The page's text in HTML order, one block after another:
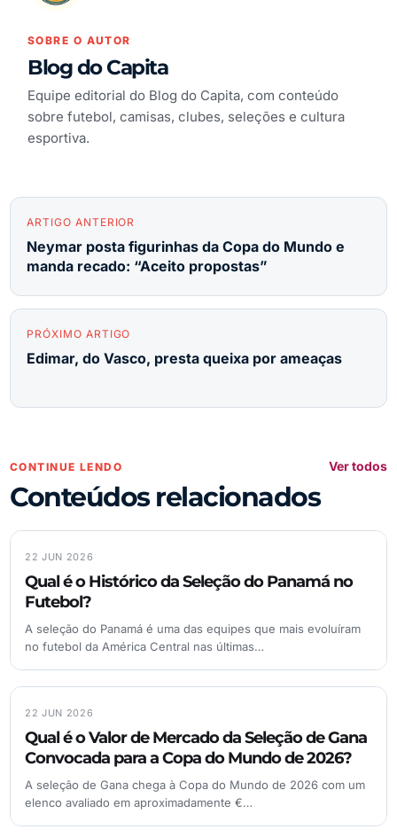
SOBRE O AUTOR
Blog do Capita
Equipe editorial do Blog do Capita, com conteúdo
sobre futebol, camisas, clubes, seleções e cultura
esportiva.
ARTIGO ANTERIOR
Neymar posta figurinhas da Copa do Mundo e
manda recado: “Aceito propostas”
PRÓXIMO ARTIGO
Edimar, do Vasco, presta queixa por ameaças
CONTINUE LENDO
Conteúdos relacionados
Ver todos
22 JUN 2026
Qual é o Histórico da Seleção do Panamá no
Futebol?
A seleção do Panamá é uma das equipes que mais evoluíram
no futebol da América Central nas últimas…
22 JUN 2026
Qual é o Valor de Mercado da Seleção de Gana
Convocada para a Copa do Mundo de 2026?
A seleção de Gana chega à Copa do Mundo de 2026 com um
elenco avaliado em aproximadamente €…